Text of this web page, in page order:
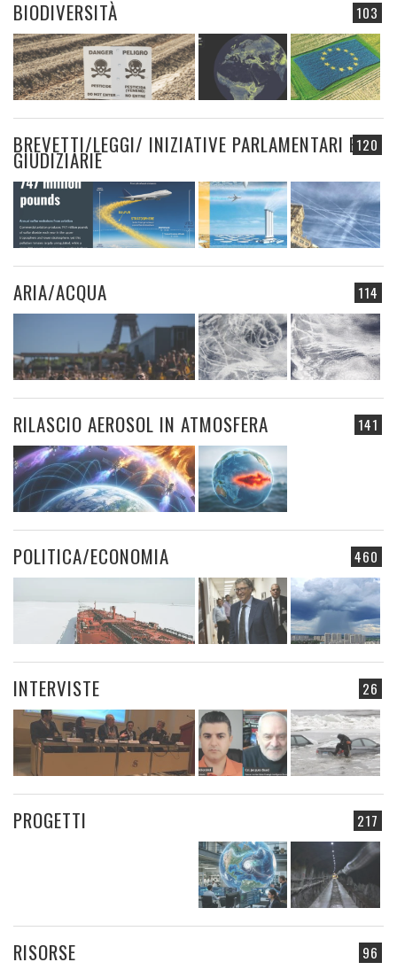
103
BIODIVERSITÀ
120
BREVETTI/LEGGI/ INIZIATIVE PARLAMENTARI E
GIUDIZIARIE
114
ARIA/ACQUA
141
RILASCIO AEROSOL IN ATMOSFERA
460
POLITICA/ECONOMIA
26
INTERVISTE
217
PROGETTI
96
RISORSE